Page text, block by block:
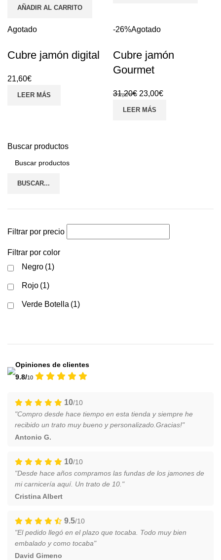
Buscar productos
BUSCAR...
Filtrar por precio
Filtrar por color
Negro (1)
Rojo (1)
Verde Botella (1)
Opiniones de clientes
9.8/10
10/10
"Compro desde hace tiempo en esta tienda y siempre he
recibido un trato muy bueno y personalizado.Gracias!"
Antonio G.
10/10
"Desde hace años compramos las fundas de los jamones de
mi carnicería aquí. Un trato de 10."
Cristina Albert
9.5/10
"El pedido llegó en el plazo que tocaba. Todo muy bien
embalado y como tocaba"
David Gimeno
AÑADIR AL CARRITO
Agotado
Cubre jamón digital
21,60€
LEER MÁS
-26%Agotado
Cubre jamón
Gourmet
31,20€ 23,00€
LEER MÁS